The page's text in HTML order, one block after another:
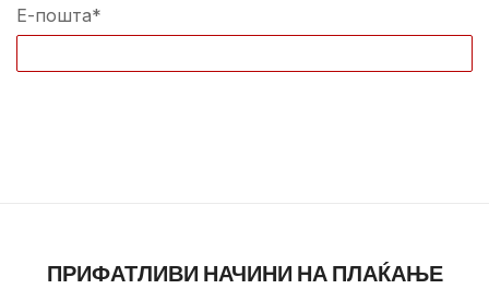
Е-пошта*
ПРИФАТЛИВИ НАЧИНИ НА ПЛАЌАЊЕ